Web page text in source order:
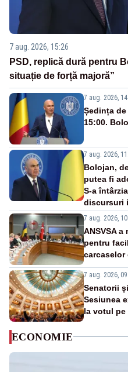
7 aug. 2026, 15:26
PSD, replică dură pentru
situație de forță majoră”
7 aug. 2026,
Ședința
15:00.
7 aug. 2026,
Bolojan,
putea fi
S-a
discursuri
7 aug. 2026,
ANSVSA
pentru
carcaselor
7 aug. 2026,
Senatorii
Sesiunea
la votul pe
ECONOMIE